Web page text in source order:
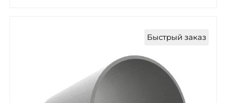
Быстрый заказ